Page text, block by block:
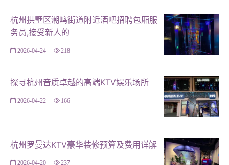
商**：选择信誉良好、经验丰富的定制厂家，通过多家比
较获取更合理的报价。 - **优化设计**：与设计师紧密合
作，优化设计方案，减少不必要的复杂装饰。 - **批量采
### **结语** 杭州KTV家具定制的价格虽因材质、设计、
规模等因素而异，但通过合理的规划与选择，可以在保证
品质的同时有效控制成本。记住，定制家具不仅是装饰空
间的工具，更是提升品牌形象、创造独特顾客体验的关
入都能带来超值回报。
杭州拱墅区潮鸣街道附近酒吧招聘包厢服
务员,接受新人的
2026-04-24 218
探寻杭州音质卓越的高端KTV娱乐场所
2026-04-22 166
杭州罗曼达KTV豪华装修预算及费用详解
2026-04-20 237